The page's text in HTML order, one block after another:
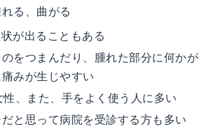
る、曲がる
が出ることもある
をつまんだり、腫れた部分に何かが
みが生じやすい
、また、手をよく使う人に多い
だと思って病院を受診する方も多い